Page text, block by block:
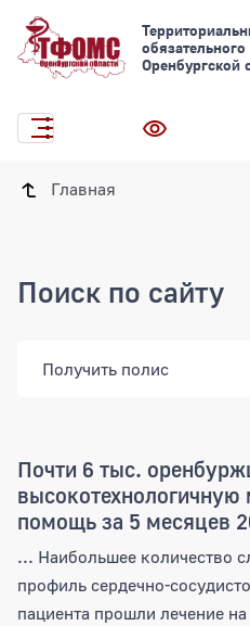
Оренбургской
Главная
Поиск по сайту
Почти 6 тыс.
помощь за 5 месяцев
... Наибольшее количество
профиль сердечно-
пациента прошли лечение